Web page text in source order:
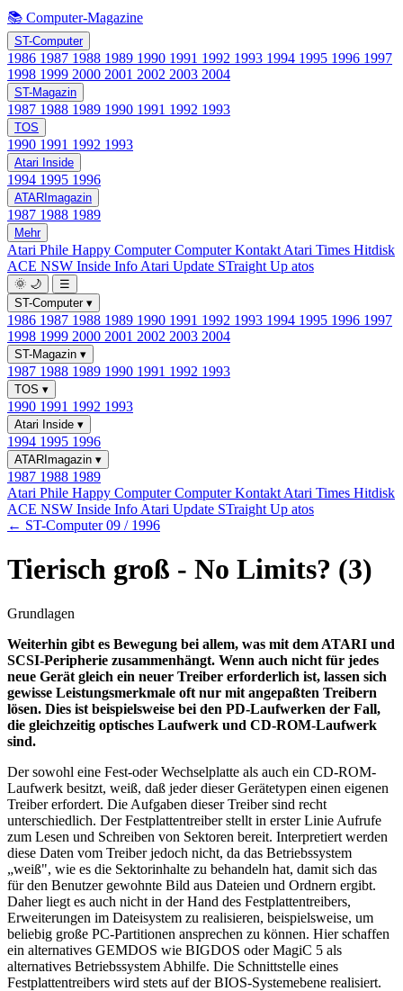
📚 Computer-Magazine
ST-Computer
1986 1987 1988 1989 1990 1991 1992 1993 1994 1995 1996 1997
1998 1999 2000 2001 2002 2003 2004
ST-Magazin
1987 1988 1989 1990 1991 1992 1993
TOS
1990 1991 1992 1993
Atari Inside
1994 1995 1996
ATARImagazin
1987 1988 1989
Mehr
Atari Phile Happy ComputerComputer Kontakt Atari Times Hitdisk
ACE NSW Inside Info Atari Update STraight Up atos
🌞 🌙
☰
ST-Computer ▾
1986 1987 1988 1989 1990 1991 1992 1993 1994 1995 1996 1997
1998 1999 2000 2001 2002 2003 2004
ST-Magazin ▾
1987 1988 1989 1990 1991 1992 1993
TOS ▾
1990 1991 1992 1993
Atari Inside ▾
1994 1995 1996
ATARImagazin ▾
1987 1988 1989
Atari Phile Happy ComputerComputer Kontakt Atari Times Hitdisk
ACE NSW Inside Info Atari Update STraight Up atos
← ST-Computer 09 / 1996
Tierisch groß - No Limits? (3)
Grundlagen
Weiterhin gibt es Bewegung bei allem, was mit dem ATARI und
SCSI-Peripherie zusammenhängt. Wenn auch nicht für jedes
neue Gerät gleich ein neuer Treiber erforderlich ist, lassen sich
gewisse Leistungsmerkmale oft nur mit angepaßten Treibern
lösen. Dies ist beispielsweise bei den PD-Laufwerken der Fall,
die gleichzeitig optisches Laufwerk und CD-ROM-Laufwerk
sind.
Der sowohl eine Fest-oder Wechselplatte als auch ein CD-ROM-
Laufwerk besitzt, weiß, daß jeder dieser Gerätetypen einen eigenen
Treiber erfordert. Die Aufgaben dieser Treiber sind recht
unterschiedlich. Der Festplattentreiber stellt in erster Linie Aufrufe
zum Lesen und Schreiben von Sektoren bereit. Interpretiert werden
diese Daten vom Treiber jedoch nicht, da das Betriebssystem
„weiß", wie es die Sektorinhalte zu behandeln hat, damit sich das
für den Benutzer gewohnte Bild aus Dateien und Ordnern ergibt.
Daher liegt es auch nicht in der Hand des Festplattentreibers,
Erweiterungen im Dateisystem zu realisieren, beispielsweise, um
beliebig große PC-Partitionen ansprechen zu können. Hier schaffen
ein alternatives GEMDOS wie BIGDOS oder MagiC 5 als
alternatives Betriebssystem Abhilfe. Die Schnittstelle eines
Festplattentreibers wird stets auf der BIOS-Systemebene realisiert.